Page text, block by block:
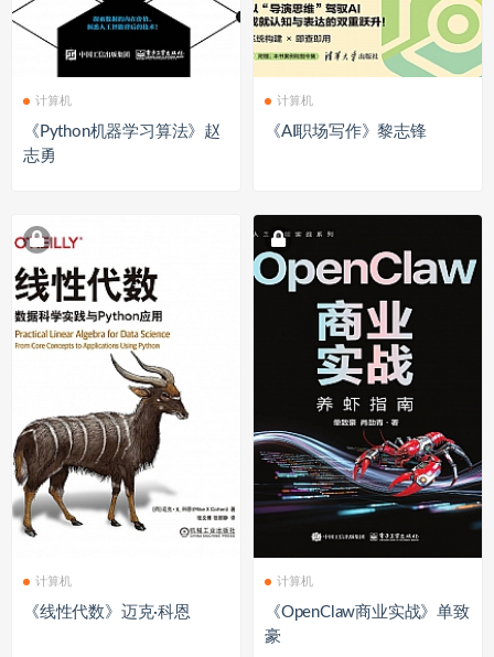
计算机
《Python机器学习算法》赵
志勇
计算机
《AI职场写作》黎志锋
计算机
《线性代数》迈克·科恩
计算机
《OpenClaw商业实战》单致
豪